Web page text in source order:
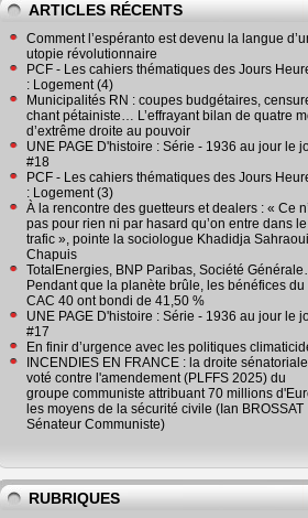
ARTICLES RÉCENTS
Comment l’espéranto est devenu la langue
utopie révolutionnaire
PCF - Les cahiers thématiques des Jours
: Logement (4)
Municipalités RN : coupes budgétaires,
chant pétainiste… L’effrayant bilan de quatre
d’extrême droite au pouvoir
UNE PAGE D'histoire : Série - 1936 au jour le
#18
PCF - Les cahiers thématiques des Jours
: Logement (3)
À la rencontre des guetteurs et dealers : « Ce
pas pour rien ni par hasard qu’on entre dans le
trafic », pointe la sociologue Khadidja
Chapuis
TotalEnergies, BNP Paribas, Société
Pendant que la planète brûle, les bénéfices du
CAC 40 ont bondi de 41,50 %
UNE PAGE D'histoire : Série - 1936 au jour le
#17
En finir d’urgence avec les politiques
INCENDIES EN FRANCE : la droite
voté contre l'amendement (PLFFS 2025) du
groupe communiste attribuant 70 millions
les moyens de la sécurité civile (Ian BROSSAT
Sénateur Communiste)
RUBRIQUES